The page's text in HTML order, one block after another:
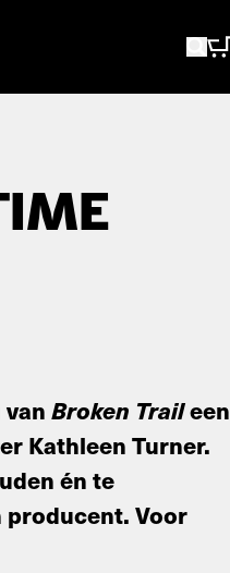
Broken Traileen
Kathleen Turner.
én te
producent. Voor